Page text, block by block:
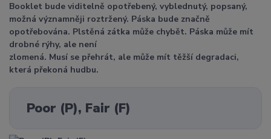
Booklet bude viditelně opotřebený, vyblednutý, popsaný,
možná významněji roztržený. Páska bude značně
opotřebována. Plstěná zátka může chybět. Páska může mít
drobné rýhy, ale není
zlomená. Musí se přehrát, ale může mít těžší degradaci,
která překoná hudbu.
Poor (P), Fair (F)